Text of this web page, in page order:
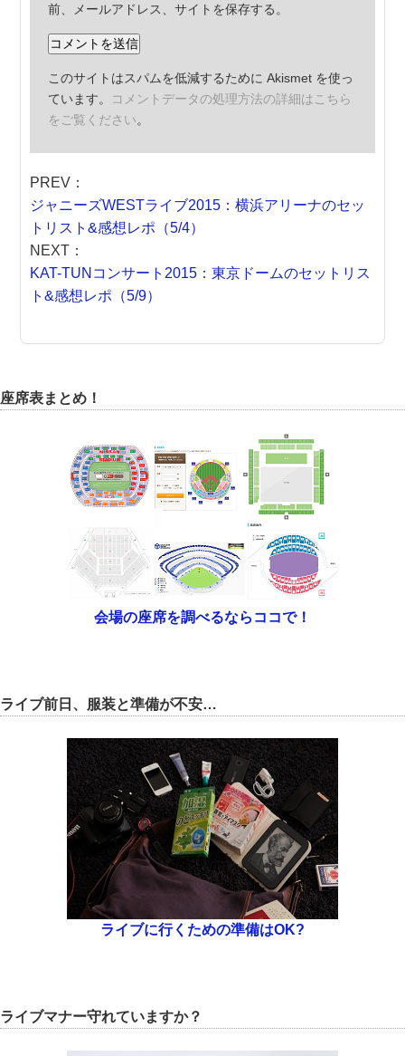
前、メールアドレス、サイトを保存する。
このサイトはスパムを低減するために Akismet を使っ
ています。 コメントデータの処理方法の詳細はこちら
をご覧ください。
PREV：
ジャニーズWESTライブ2015：横浜アリーナのセッ
トリスト&感想レポ（5/4）
NEXT：
KAT-TUNコンサート2015：東京ドームのセットリス
ト&感想レポ（5/9）
座席表まとめ！
会場の座席を調べるならココで！
ライブ前日、服装と準備が不安…
ライブに行くための準備はOK?
ライブマナー守れていますか？